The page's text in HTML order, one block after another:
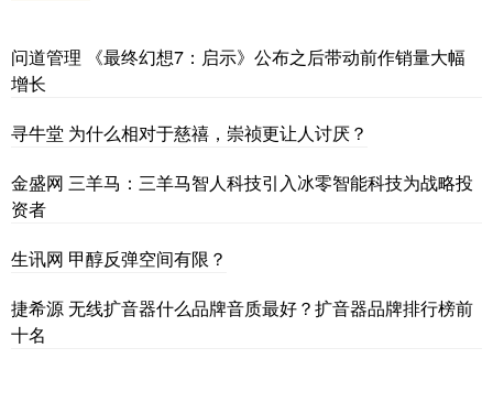
问道管理 《最终幻想7：启示》公布之后带动前作销量大幅
增长
寻牛堂 为什么相对于慈禧，崇祯更让人讨厌？
金盛网 三羊马：三羊马智人科技引入冰零智能科技为战略投
资者
生讯网 甲醇反弹空间有限？
捷希源 无线扩音器什么品牌音质最好？扩音器品牌排行榜前
十名